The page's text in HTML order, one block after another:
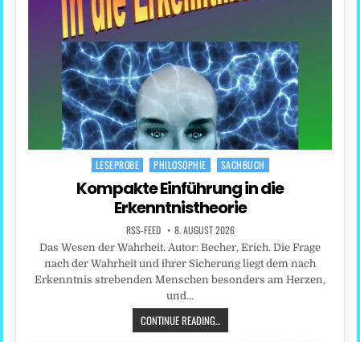
Posted
LESEPROBE PHILOSOPHIE SACHBUCH
Kompakte Einführung in die
Erkenntnistheorie
RSS-FEED 8. AUGUST 2026
Das Wesen der Wahrheit. Autor: Becher, Erich. Die Frage
nach der Wahrheit und ihrer Sicherung liegt dem nach
Erkenntnis strebenden Menschen besonders am Herzen,
und…
CONTINUE READING...